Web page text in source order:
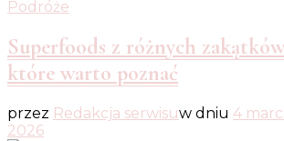
Podróże
Superfoods z różnych
które warto poznać
przez Redakcja serwisuw dniu 4
2026